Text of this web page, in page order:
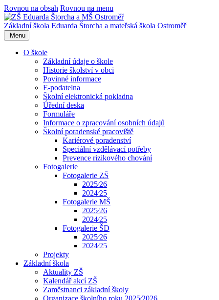
Rovnou na obsah Rovnou na menu
Základní škola Eduarda Štorcha a mateřská škola Ostroměř
Menu
O škole
Základní údaje o škole
Historie školství v obci
Povinné informace
E-podatelna
Školní elektronická pokladna
Úřední deska
Formuláře
Informace o zpracování osobních údajů
Školní poradenské pracoviště
Kariérové poradenství
Speciální vzdělávací potřeby
Prevence rizikového chování
Fotogalerie
Fotogalerie ZŠ
2025⁄26
2024⁄25
Fotogalerie MŠ
2025⁄26
2024⁄25
Fotogalerie ŠD
2025⁄26
2024⁄25
Projekty
Základní škola
Aktuality ZŠ
Kalendář akcí ZŠ
Zaměstnanci základní školy
Organizace školního roku 2025⁄2026